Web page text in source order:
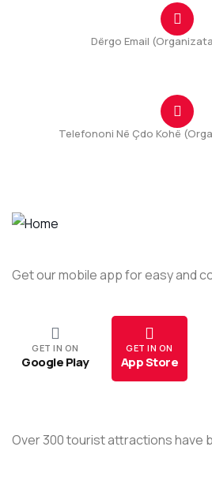
Dërgo Email
Telefononi Në Çdo Kohë
Get our mobile app for easy and
GET IN ON
Google Play
GET IN ON
App Store
Over 300 tourist attractions have